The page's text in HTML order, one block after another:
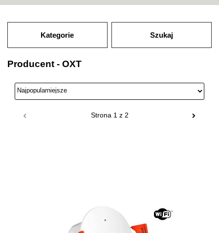
Kategorie Szukaj
Producent - OXT